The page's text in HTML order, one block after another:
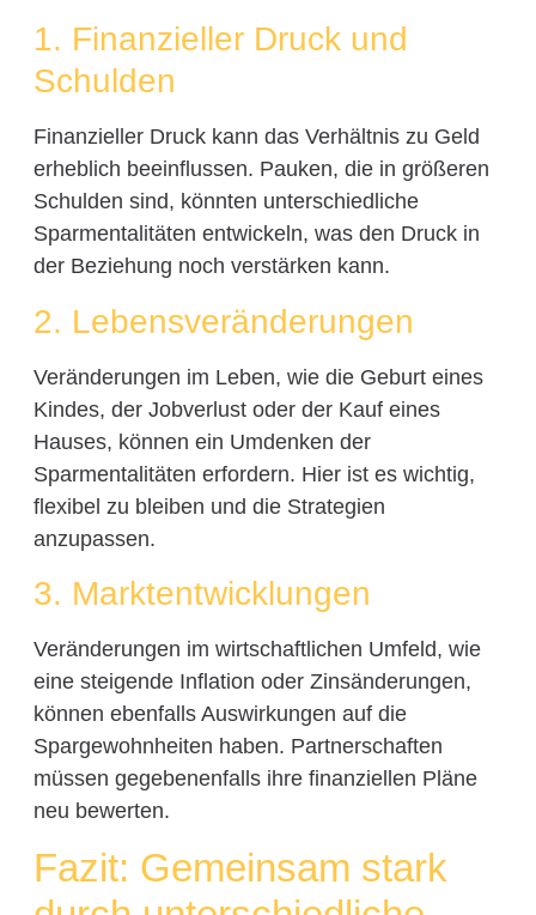
1. Finanzieller Druck und
Schulden
Finanzieller Druck kann das Verhältnis zu Geld
erheblich beeinflussen. Pauken, die in größeren
Schulden sind, könnten unterschiedliche
Sparmentalitäten entwickeln, was den Druck in
der Beziehung noch verstärken kann.
2. Lebensveränderungen
Veränderungen im Leben, wie die Geburt eines
Kindes, der Jobverlust oder der Kauf eines
Hauses, können ein Umdenken der
Sparmentalitäten erfordern. Hier ist es wichtig,
flexibel zu bleiben und die Strategien
anzupassen.
3. Marktentwicklungen
Veränderungen im wirtschaftlichen Umfeld, wie
eine steigende Inflation oder Zinsänderungen,
können ebenfalls Auswirkungen auf die
Spargewohnheiten haben. Partnerschaften
müssen gegebenenfalls ihre finanziellen Pläne
neu bewerten.
Fazit: Gemeinsam stark